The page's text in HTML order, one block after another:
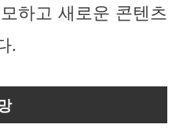
하고 새로운 콘텐츠
.